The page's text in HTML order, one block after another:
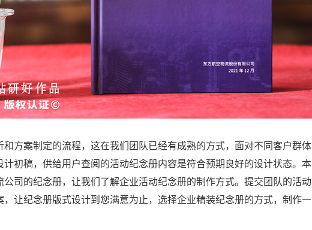
方案制定的流程，这在我们团队已经有成熟的方式，面对不同客户群体
初稿，供给用户查阅的活动纪念册内容是符合预期良好的设计状态。本
司的纪念册，让我们了解企业活动纪念册的制作方式。提交团队的活动
让纪念册版式设计到您满意为止，选择企业精装纪念册的方式，制作一